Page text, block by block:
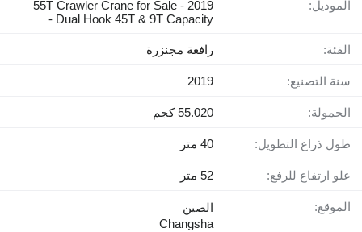
الموديل:
2019 55T Crawler Crane for Sale -
Dual Hook 45T & 9T Capacity -
الفئة: رافعة مجنزرة
سنة التصنيع: 2019
الحمولة: 55.020 كجم
طول ذراع التطويل: 40 متر
علو ارتفاع للرفع: 52 متر
الموقع:
الصين
Changsha